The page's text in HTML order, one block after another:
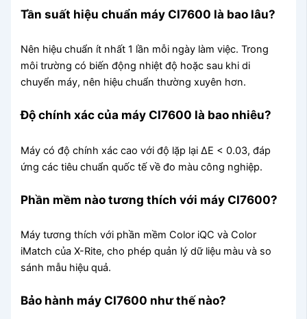
Tần suất hiệu chuẩn máy CI7600 là bao lâu?
Nên hiệu chuẩn ít nhất 1 lần mỗi ngày làm việc. Trong
môi trường có biến động nhiệt độ hoặc sau khi di
chuyển máy, nên hiệu chuẩn thường xuyên hơn.
Độ chính xác của máy CI7600 là bao nhiêu?
Máy có độ chính xác cao với độ lặp lại ΔE < 0.03, đáp
ứng các tiêu chuẩn quốc tế về đo màu công nghiệp.
Phần mềm nào tương thích với máy CI7600?
Máy tương thích với phần mềm Color iQC và Color
iMatch của X-Rite, cho phép quản lý dữ liệu màu và so
sánh mẫu hiệu quả.
Bảo hành máy CI7600 như thế nào?